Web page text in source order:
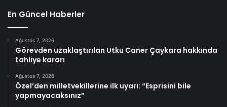
En Güncel Haberler
Ağustos 7, 2026
Görevden uzaklaştırılan Utku Caner Çaykara hakkında
tahliye kararı
Ağustos 7, 2026
Özel’den milletvekillerine ilk uyarı: “Esprisini bile
yapmayacaksınız”